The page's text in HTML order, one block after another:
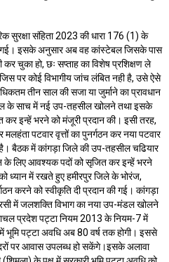
सुरक्षा संहिता 2023 की धारा 176 (1) के
गई। इसके अनुसार अब वह कांस्टेबल जिसके पास
कर चुका हो, छः सप्ताह का विशेष प्रशिक्षण ले
जिस पर कोई विभागीय जांच लंबित नही है, उसे ऐसे
तीन साल की सजा या जुर्माने का प्रावधान
के साच में नई उप-तहसील खोलने तथा इसके
इन्हें भरने को मंजूरी प्रदान की। इसी तरह,
पटवार वृत्तों का पुनर्गठन कर नया पटवार
है। बैठक में कांगड़ा जिले की उप-तहसील चढियार
लिए आवश्यक पदों को सृजित कर इन्हें भरने
ध्यान में रखते हुए हमीरपुर जिले के भोरंज,
करने को स्वीकृति दी प्रदान की गई। कांगड़ा
में जलशक्ति विभाग का नया उप-मंडल खोलने
प्रदेश पट्टा नियम 2013 के नियम-7 में
भूमि पट्टा अवधि अब 80 वर्ष तक होगी। इससे
पर आवास उपलब्ध हो सकेंगे।इसके अलावा